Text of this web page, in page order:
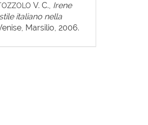
V. C., Irene
italiano nella
Marsilio, 2006.